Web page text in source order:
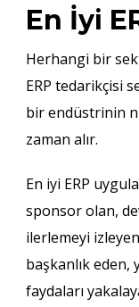
En İyi
Herhangi bir
ERP tedarikçisi
bir endüstrinin
zaman alır.
En iyi ERP
sponsor olan,
ilerlemeyi
başkanlık
faydaları